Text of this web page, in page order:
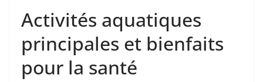
Activités aquatiques
principales et bienfaits
pour la santé